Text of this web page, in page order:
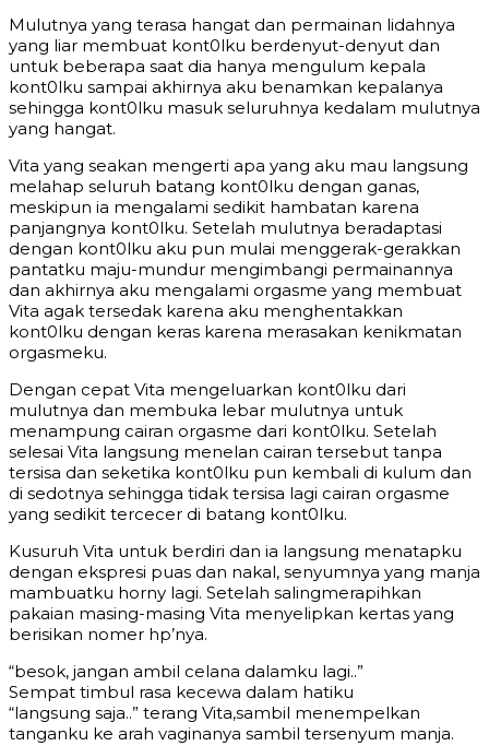
Mulutnya yang terasa hangat dan permainan lidahnya
yang liar membuat kont0lku berdenyut-denyut dan
untuk beberapa saat dia hanya mengulum kepala
kont0lku sampai akhirnya aku benamkan kepalanya
sehingga kont0lku masuk seluruhnya kedalam mulutnya
yang hangat.
Vita yang seakan mengerti apa yang aku mau langsung
melahap seluruh batang kont0lku dengan ganas,
meskipun ia mengalami sedikit hambatan karena
panjangnya kont0lku. Setelah mulutnya beradaptasi
dengan kont0lku aku pun mulai menggerak-gerakkan
pantatku maju-mundur mengimbangi permainannya
dan akhirnya aku mengalami orgasme yang membuat
Vita agak tersedak karena aku menghentakkan
kont0lku dengan keras karena merasakan kenikmatan
orgasmeku.
Dengan cepat Vita mengeluarkan kont0lku dari
mulutnya dan membuka lebar mulutnya untuk
menampung cairan orgasme dari kont0lku. Setelah
selesai Vita langsung menelan cairan tersebut tanpa
tersisa dan seketika kont0lku pun kembali di kulum dan
di sedotnya sehingga tidak tersisa lagi cairan orgasme
yang sedikit tercecer di batang kont0lku.
Kusuruh Vita untuk berdiri dan ia langsung menatapku
dengan ekspresi puas dan nakal, senyumnya yang manja
mambuatku horny lagi. Setelah salingmerapihkan
pakaian masing-masing Vita menyelipkan kertas yang
berisikan nomer hp’nya.
“besok, jangan ambil celana dalamku lagi..”
Sempat timbul rasa kecewa dalam hatiku
“langsung saja..” terang Vita,sambil menempelkan
tanganku ke arah vaginanya sambil tersenyum manja.